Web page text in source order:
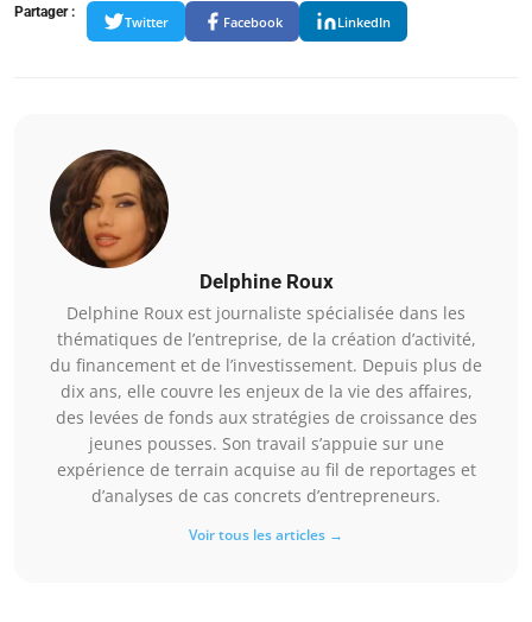
Partager :
Twitter Facebook LinkedIn
Delphine Roux
Delphine Roux est journaliste spécialisée dans les
thématiques de l’entreprise, de la création d’activité,
du financement et de l’investissement. Depuis plus de
dix ans, elle couvre les enjeux de la vie des affaires,
des levées de fonds aux stratégies de croissance des
jeunes pousses. Son travail s’appuie sur une
expérience de terrain acquise au fil de reportages et
d’analyses de cas concrets d’entrepreneurs.
Voir tous les articles →